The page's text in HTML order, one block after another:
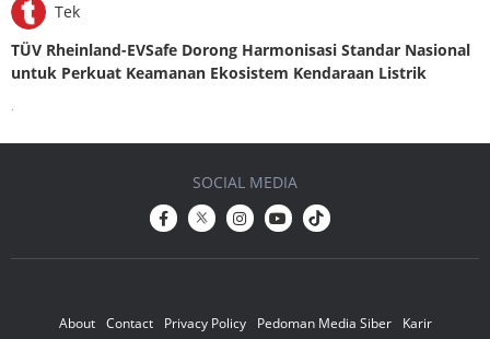
Tek
TÜV Rheinland-EVSafe Dorong Harmonisasi Standar Nasional
untuk Perkuat Keamanan Ekosistem Kendaraan Listrik
About Contact Privacy Policy Pedoman Media Siber
Karir
SOCIAL MEDIA